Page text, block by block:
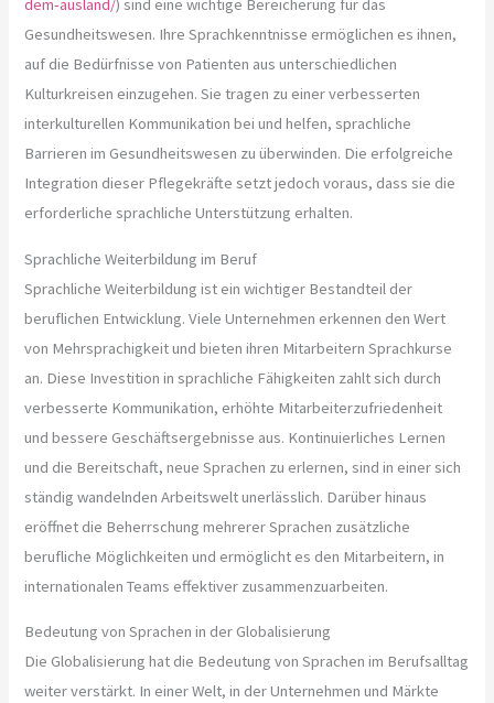
dem-ausland/) sind eine wichtige Bereicherung für das
Gesundheitswesen. Ihre Sprachkenntnisse ermöglichen es ihnen,
auf die Bedürfnisse von Patienten aus unterschiedlichen
Kulturkreisen einzugehen. Sie tragen zu einer verbesserten
interkulturellen Kommunikation bei und helfen, sprachliche
Barrieren im Gesundheitswesen zu überwinden. Die erfolgreiche
Integration dieser Pflegekräfte setzt jedoch voraus, dass sie die
erforderliche sprachliche Unterstützung erhalten.
Sprachliche Weiterbildung im Beruf
Sprachliche Weiterbildung ist ein wichtiger Bestandteil der
beruflichen Entwicklung. Viele Unternehmen erkennen den Wert
von Mehrsprachigkeit und bieten ihren Mitarbeitern Sprachkurse
an. Diese Investition in sprachliche Fähigkeiten zahlt sich durch
verbesserte Kommunikation, erhöhte Mitarbeiterzufriedenheit
und bessere Geschäftsergebnisse aus. Kontinuierliches Lernen
und die Bereitschaft, neue Sprachen zu erlernen, sind in einer sich
ständig wandelnden Arbeitswelt unerlässlich. Darüber hinaus
eröffnet die Beherrschung mehrerer Sprachen zusätzliche
berufliche Möglichkeiten und ermöglicht es den Mitarbeitern, in
internationalen Teams effektiver zusammenzuarbeiten.
Bedeutung von Sprachen in der Globalisierung
Die Globalisierung hat die Bedeutung von Sprachen im Berufsalltag
weiter verstärkt. In einer Welt, in der Unternehmen und Märkte